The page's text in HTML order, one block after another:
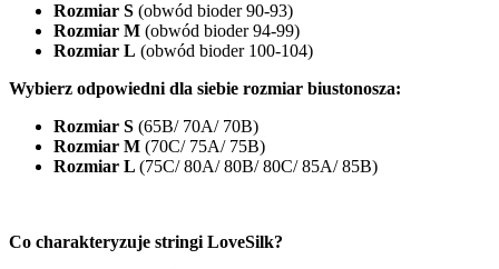
Rozmiar S (obwód bioder 90-93)
Rozmiar M (obwód bioder 94-99)
Rozmiar L (obwód bioder 100-104)
Wybierz odpowiedni dla siebie rozmiar biustonosza:
Rozmiar S (65B/ 70A/ 70B)
Rozmiar M (70C/ 75A/ 75B)
Rozmiar L (75C/ 80A/ 80B/ 80C/ 85A/ 85B)
Co charakteryzuje stringi LoveSilk?